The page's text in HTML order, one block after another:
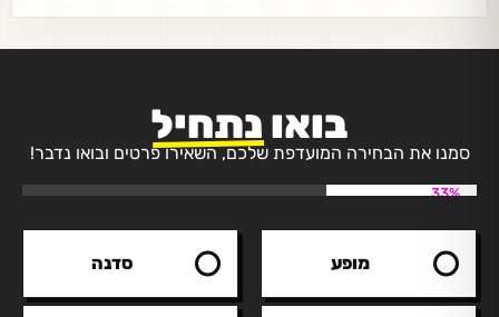
בואו נתחיל
סמנו את הבחירה המועדפת שלכם, השאירו פרטים ובואו נדבר!
33%
מופע סדנה